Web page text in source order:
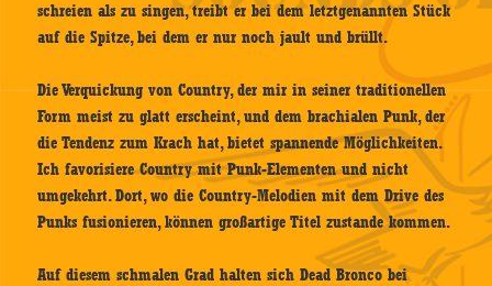
schreien als zu singen, treibt er bei dem letztgenannten Stück
auf die Spitze, bei dem er nur noch jault und brüllt.
Die Verquickung von Country, der mir in seiner traditionellen
Form meist zu glatt erscheint, und dem brachialen Punk, der
die Tendenz zum Krach hat, bietet spannende Möglichkeiten.
Ich favorisiere Country mit Punk-Elementen und nicht
umgekehrt. Dort, wo die Country-Melodien mit dem Drive des
Punks fusionieren, können großartige Titel zustande kommen.
Auf diesem schmalen Grad halten sich Dead Bronco bei